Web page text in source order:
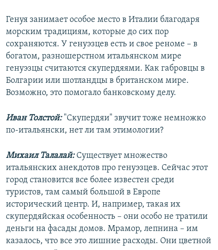
Генуя занимает особое место в Италии благодаря
морским традициям, которые до сих пор
сохраняются. У генуэзцев есть и свое реноме – в
богатом, разношерстном итальянском мире
генуэзцы считаются скупердяями. Как габровцы в
Болгарии или шотландцы в британском мире.
Возможно, это помогало банковскому делу.
Иван Толстой: "Скупердяи" звучит тоже немножко
по-итальянски, нет ли там этимологии?
Михаил Талалай: Существует множество
итальянских анекдотов про генуэзцев. Сейчас этот
город становится все более известен среди
туристов, там самый большой в Европе
исторический центр. И, например, такая их
скупердяйская особенность – они особо не тратили
деньги на фасады домов. Мрамор, лепнина – им
казалось, что все это лишние расходы. Они цветной